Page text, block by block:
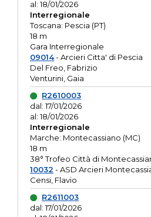
al: 18/01/2026
Interregionale
Toscana: Pescia (PT)
18 m
Gara Interregionale
09014- Arcieri Citta' di Pescia
Del Freo, Fabrizio
Venturini, Gaia
R2610003
dal: 17/01/2026
al: 18/01/2026
Interregionale
Marche: Montecassiano (MC)
18 m
38° Trofeo Città di
10032 - ASD Arcieri
Censi, Flavio
R2611003
dal: 17/01/2026